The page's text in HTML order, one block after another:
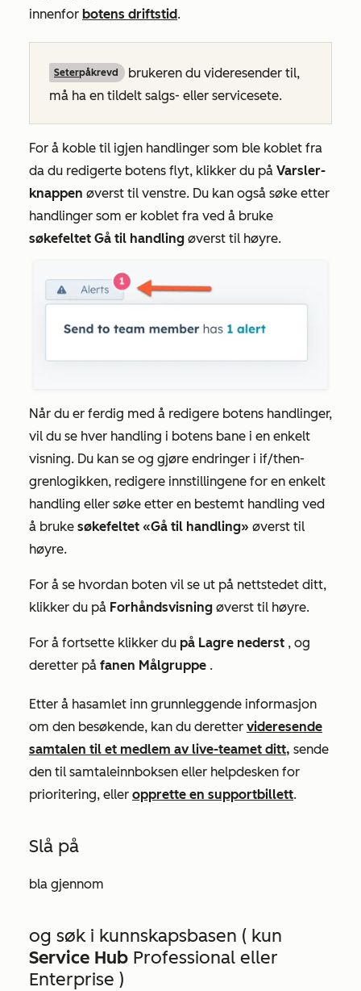
innenfor botens driftstid.
Seterpåkrevd
brukeren du videresender til,
må ha en tildelt salgs- eller servicesete.
For å koble til igjen handlinger som ble koblet fra
da du redigerte botens flyt, klikker du på Varsler-
knappen øverst til venstre. Du kan også søke etter
handlinger som er koblet fra ved å bruke
søkefeltet Gå til handling øverst til høyre.
Når du er ferdig med å redigere botens handlinger,
vil du se hver handling i botens bane i en enkelt
visning. Du kan se og gjøre endringer i if/then-
grenlogikken, redigere innstillingene for en enkelt
handling eller søke etter en bestemt handling ved
å bruke søkefeltet «Gå til handling» øverst til
høyre.
For å se hvordan boten vil se ut på nettstedet ditt,
klikker du på Forhåndsvisning øverst til høyre.
For å fortsette klikker du på Lagre nederst , og
deretter på fanen Målgruppe .
Etter å hasamlet inn grunnleggende informasjon
om den besøkende, kan du deretter videresende
samtalen til et medlem av live-teamet ditt, sende
den til samtaleinnboksen eller helpdesken for
prioritering, eller opprette en supportbillett.
Slå på
bla gjennom
og søk i kunnskapsbasen ( kun
Service Hub Professional eller
Enterprise )